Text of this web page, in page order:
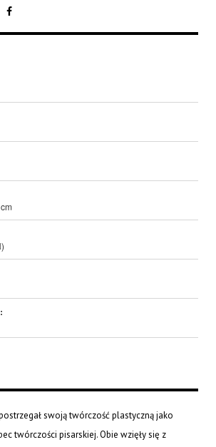
swoją twórczość plastyczną jako
twórczości pisarskiej. Obie wzięły się z